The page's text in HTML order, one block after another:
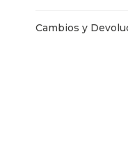
Cambios y